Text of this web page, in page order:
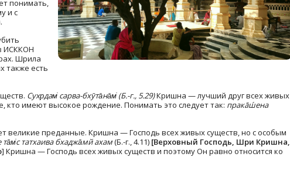
понимать,
и с
ИСККОН
Шрила
также есть
Сухр̣дам̇ сарва-бхӯта̄на̄м̇ (Б.-г., 5.29)Кришна — лучший друг всех живых
кто имеют высокое рождение. Понимать это следует так: пракāш́ена
великие преданные. Кришна — Господь всех живых существ, но с особым
татхаива бхаджа̄мй ахам(Б.-г., 4.11) [Верховный Господь, Шри Кришна,
] Кришна — Господь всех живых существ и поэтому Он равно относится ко